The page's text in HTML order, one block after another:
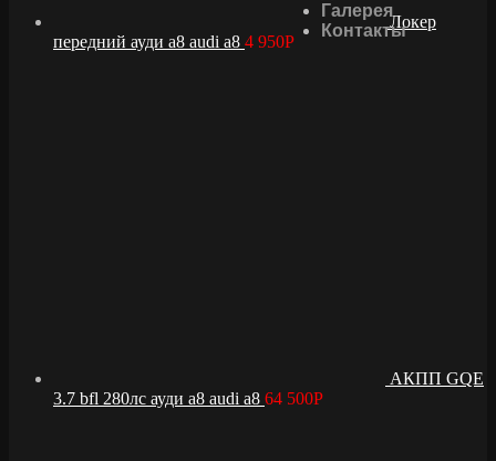
Галерея
КонтактыЛокер
передний ауди а8 audi a8 4 950Р
АКПП GQE
3.7 bfl 280лс ауди а8 audi a8 64 500Р